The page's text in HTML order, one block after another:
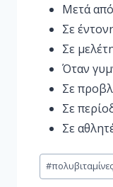
Μετά
Σε
Σε
Όταν
Σε
Σε
Σε
#πολυβιταμίνες